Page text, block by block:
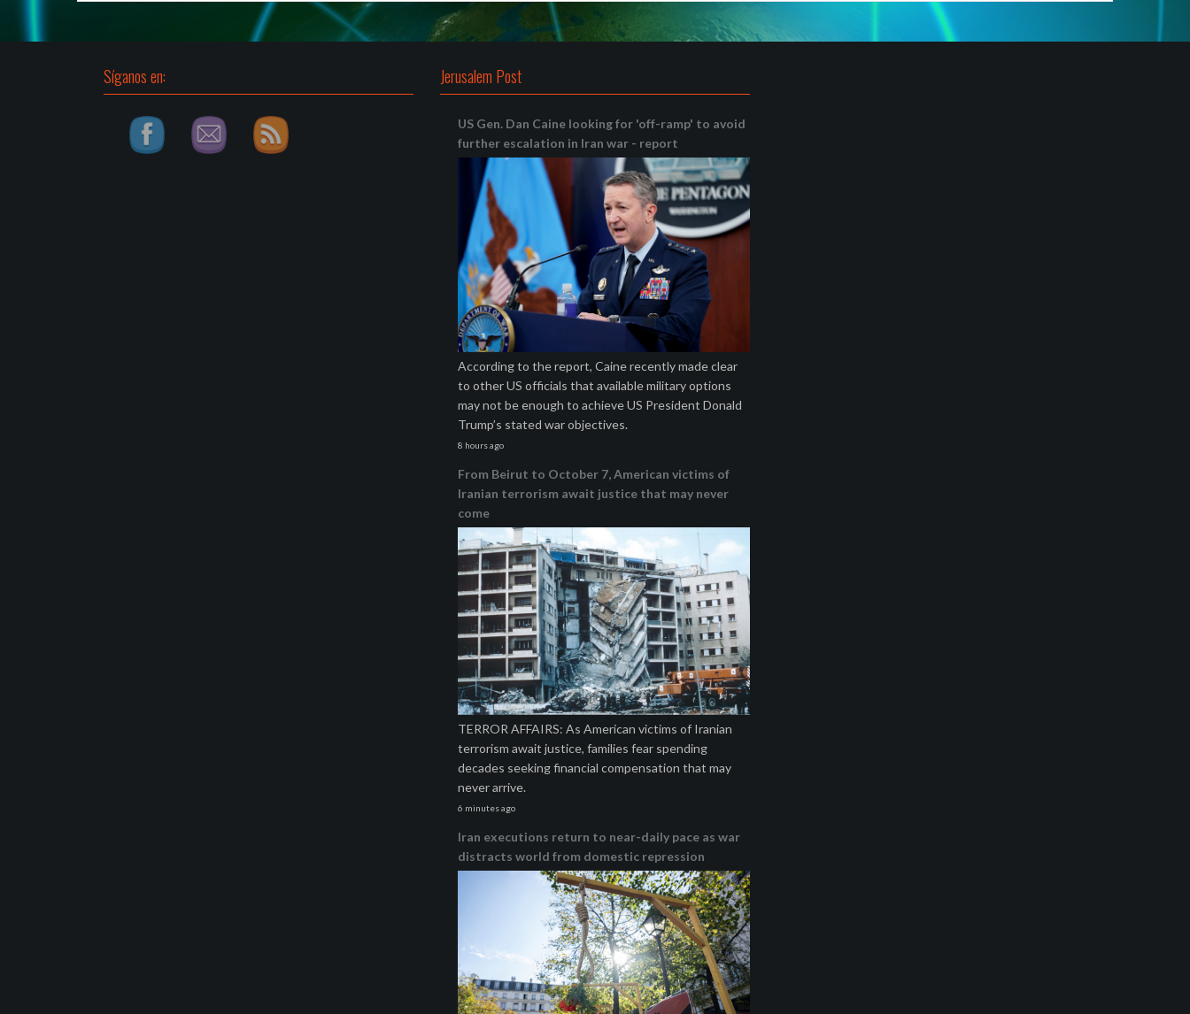
Síganos en: Jerusalem Post
US Gen. Dan Caine looking for 'off-ramp' to avoid
further escalation in Iran war - report
According to the report, Caine recently made clear
to other US officials that available military options
may not be enough to achieve US President Donald
Trump’s stated war objectives.
8 hours ago
From Beirut to October 7, American victims of
Iranian terrorism await justice that may never
come
TERROR AFFAIRS: As American victims of Iranian
terrorism await justice, families fear spending
decades seeking financial compensation that may
never arrive.
6 minutes ago
Iran executions return to near-daily pace as war
distracts world from domestic repression